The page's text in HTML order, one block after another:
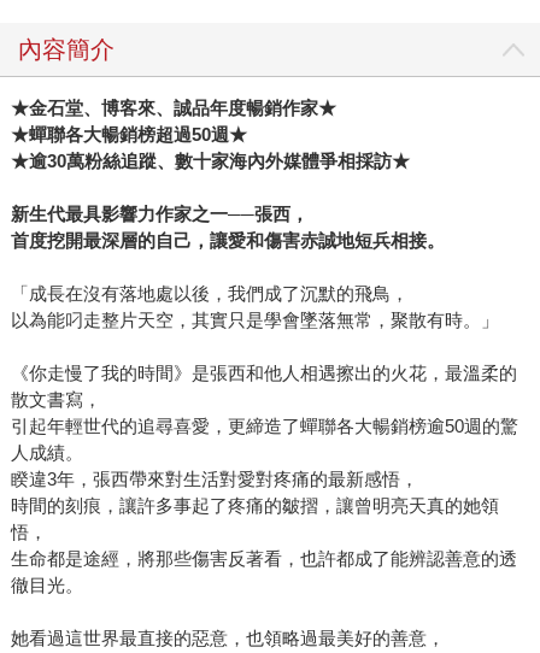
內容簡介
★金石堂、 博客來、誠品年度暢銷作家★
★蟬聯各大暢銷榜超過50週★
★逾30萬粉絲追蹤、數十家海內外媒體爭相採訪★
新生代最具影響力作家之一──張西，
首度挖開最深層的自己，讓愛和傷害赤誠地短兵相接。
「成長在沒有落地處以後，我們成了沉默的飛鳥，
以為能叼走整片天空，其實只是學會墜落無常，聚散有時。」
《你走慢了我的時間》是張西和他人相遇擦出的火花，最溫柔的
散文書寫，
引起年輕世代的追尋喜愛，更締造了蟬聯各大暢銷榜逾50週的驚
人成績。
睽違3年，張西帶來對生活對愛對疼痛的最新感悟，
時間的刻痕，讓許多事起了疼痛的皺摺，讓曾明亮天真的她領
悟，
生命都是途經，將那些傷害反著看，也許都成了能辨認善意的透
徹目光。
她看過這世界最直接的惡意，也領略過最美好的善意，